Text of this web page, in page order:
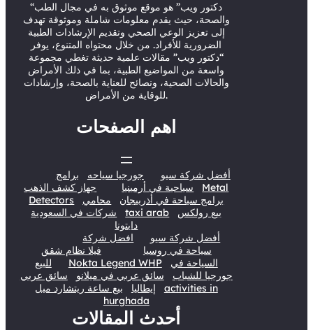
r e o
k
I
n
“دكتور ويب” هو موقع موثوق به في مجال الطب
والصحة، حيث يقدم معلومات شاملة وموثوقة تهدف
إلى تعزيز الوعي الصحي وتقديم الإرشادات الطبية
الضرورية للأفراد. من خلال محتواه المتنوع، يوفر
“دكتور ويب” مقالات علمية حديثة تغطي مجموعة
واسعة من المواضيع الطبية، بما في ذلك الأمراض
والحالات الصحية، ونصائح للعناية بالصحة، وإرشادات
للوقاية من الأمراض.
اهم الصفحات
أفضل شركة سيو جورجيا سياحه
برامج
سياحية في أرمينيا
جهاز كشف الذهب
Metal
Detectors
برامج سياحة في أذربيجان
محامي
شركات في السعودية
taxi arab
بيع رولكس
دايتونا
أفضل شركة سيو
افضل شركة
سياحة في روسيا
فيلا نظام شقق
للبيع
Nokta Legend WHP
السياحة في
جورجيا للشباب
سائق عربي في ميلانو
سائق عربي
إيطاليا
بيع ساعة ريتشارد ميل
activities in
hurghada
أحدث المقالات